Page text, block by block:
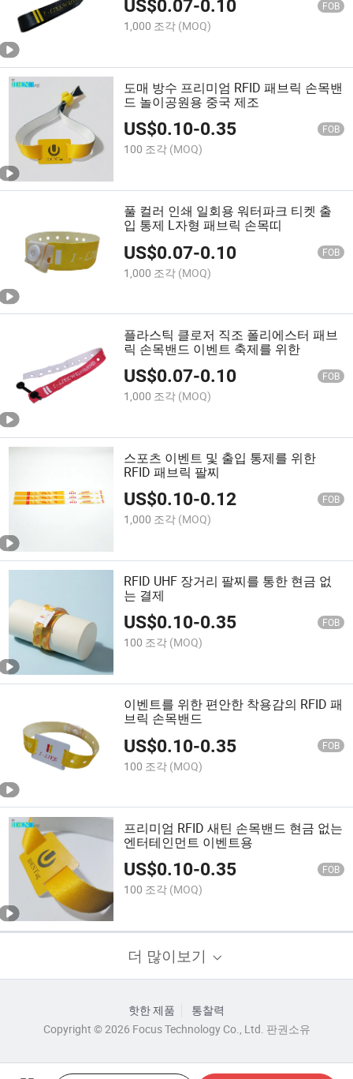
US$0.07-0.10 FOB
1,000 조각 (MOQ)
도매 방수 프리미엄 RFID 패브릭 손목밴
드 놀이공원용 중국 제조
US$0.10-0.35 FOB
100 조각 (MOQ)
풀 컬러 인쇄 일회용 워터파크 티켓 출
입 통제 L자형 패브릭 손목띠
US$0.07-0.10 FOB
1,000 조각 (MOQ)
플라스틱 클로저 직조 폴리에스터 패브
릭 손목밴드 이벤트 축제를 위한
US$0.07-0.10 FOB
1,000 조각 (MOQ)
스포츠 이벤트 및 출입 통제를 위한
RFID 패브릭 팔찌
US$0.10-0.12 FOB
1,000 조각 (MOQ)
RFID UHF 장거리 팔찌를 통한 현금 없
는 결제
US$0.10-0.35 FOB
100 조각 (MOQ)
이벤트를 위한 편안한 착용감의 RFID 패
브릭 손목밴드
US$0.10-0.35 FOB
100 조각 (MOQ)
프리미엄 RFID 새틴 손목밴드 현금 없는
엔터테인먼트 이벤트용
US$0.10-0.35 FOB
100 조각 (MOQ)
더 많이보기
핫한 제품
통찰력
Copyright © 2026 Focus Technology Co., Ltd. 판권소유